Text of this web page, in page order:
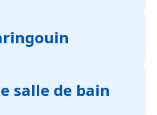
salle de bain